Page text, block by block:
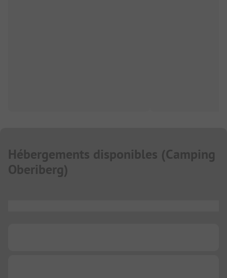
Hébergements disponibles (Camping
Oberiberg)